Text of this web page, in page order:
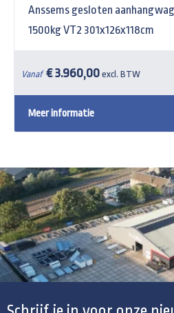
Anssems gesloten
1500kg VT2 301x126x118cm
Vanaf € 3.960,00 excl. BTW
Meer informatie